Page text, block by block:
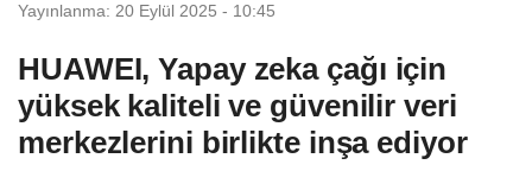
Yayınlanma: 20 Eylül 2025 - 10:45
HUAWEI, Yapay zeka çağı için
yüksek kaliteli ve güvenilir veri
merkezlerini birlikte inşa ediyor